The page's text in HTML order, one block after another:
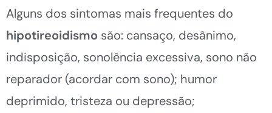
Alguns dos sintomas mais frequentes do
hipotireoidismo são: cansaço, desânimo,
indisposição, sonolência excessiva, sono não
reparador (acordar com sono); humor
deprimido, tristeza ou depressão;